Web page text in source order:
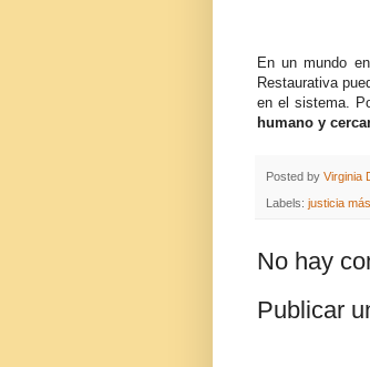
En un mundo
Restaurativa
en el sistema.
humano y
Posted by Virginia
Labels: justicia
No hay
Publicar